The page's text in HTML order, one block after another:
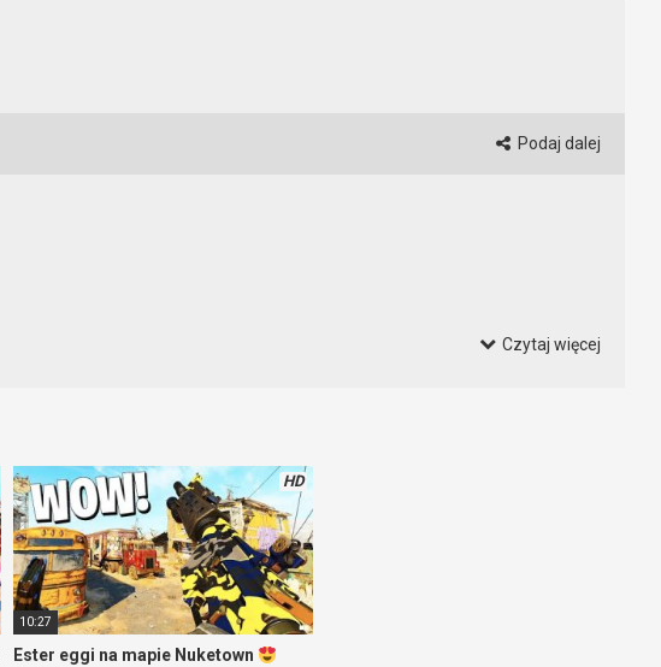
Podaj dalej
Czytaj więcej
HD
10:27
Ester eggi na mapie Nuketown